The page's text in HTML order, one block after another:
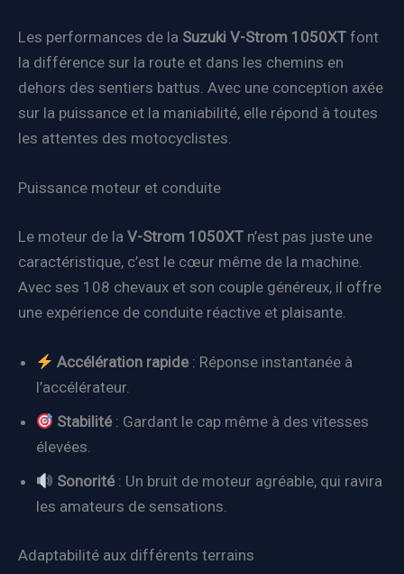
Les performances de la Suzuki V-Strom 1050XT font
la différence sur la route et dans les chemins en
dehors des sentiers battus. Avec une conception axée
sur la puissance et la maniabilité, elle répond à toutes
les attentes des motocyclistes.
Puissance moteur et conduite
Le moteur de la V-Strom 1050XT n’est pas juste une
caractéristique, c’est le cœur même de la machine.
Avec ses 108 chevaux et son couple généreux, il offre
une expérience de conduite réactive et plaisante.
Accélération rapide: Réponse instantanée à
l’accélérateur.
Stabilité: Gardant le cap même à des vitesses
élevées.
Sonorité: Un bruit de moteur agréable, qui ravira
les amateurs de sensations.
Adaptabilité aux différents terrains